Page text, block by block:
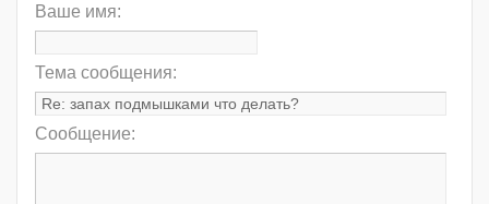
Ваше имя:
Тема сообщения:
Сообщение: